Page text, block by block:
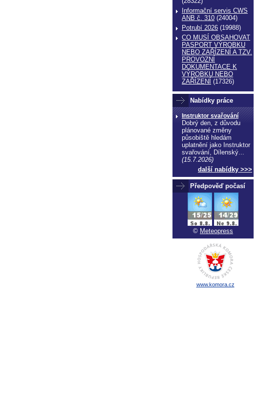
Informační servis CWS
ANB č. 310 (24004)
Potrubí 2026 (19988)
CO MUSÍ OBSAHOVAT
PASPORT VÝROBKU
NEBO ZAŘÍZENÍ A TZV.
PROVOZNÍ
DOKUMENTACE K
VÝROBKU NEBO
ZAŘÍZENÍ (17326)
Nabídky práce
Instruktor svařování
Dobrý den, z důvodu
plánované změny
působiště hledám
uplatnění jako Instruktor
svařování, Dílenský...
(15.7.2026)
další nabídky >>>
Předpověď počasí
© Meteopress
www.komora.cz